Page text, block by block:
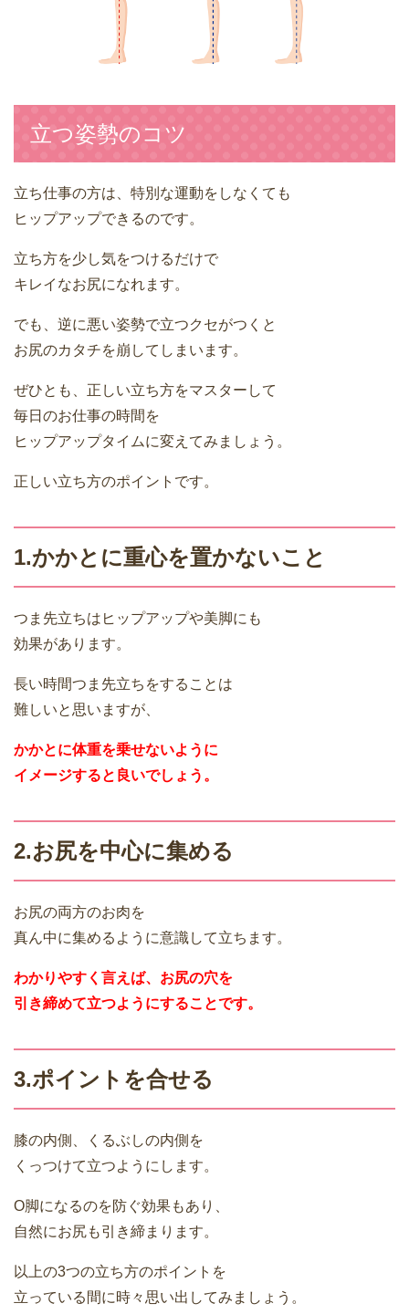
立つ姿勢のコツ
立ち仕事の方は、特別な運動をしなくても
ヒップアップできるのです。
立ち方を少し気をつけるだけで
キレイなお尻になれます。
でも、逆に悪い姿勢で立つクセがつくと
お尻のカタチを崩してしまいます。
ぜひとも、正しい立ち方をマスターして
毎日のお仕事の時間を
ヒップアップタイムに変えてみましょう。
正しい立ち方のポイントです。
1.かかとに重心を置かないこと
つま先立ちはヒップアップや美脚にも
効果があります。
長い時間つま先立ちをすることは
難しいと思いますが、
かかとに体重を乗せないように
イメージすると良いでしょう。
2.お尻を中心に集める
お尻の両方のお肉を
真ん中に集めるように意識して立ちます。
わかりやすく言えば、お尻の穴を
引き締めて立つようにすることです。
3.ポイントを合せる
膝の内側、くるぶしの内側を
くっつけて立つようにします。
O脚になるのを防ぐ効果もあり、
自然にお尻も引き締まります。
以上の3つの立ち方のポイントを
立っている間に時々思い出してみましょう。